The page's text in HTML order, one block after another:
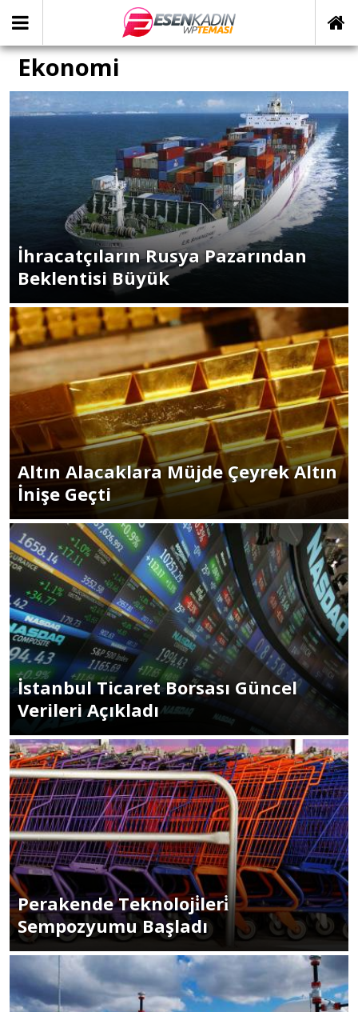
Ekonomi
İhracatçıların Rusya Pazarından
Beklentisi Büyük
Altın Alacaklara Müjde Çeyrek Altın
İnişe Geçti
İstanbul Ticaret Borsası Güncel
Verileri Açıkladı
Perakende Teknoloji̇leri̇
Sempozyumu Başladı